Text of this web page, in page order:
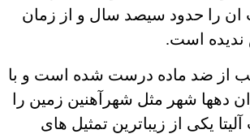
ان را حدود سیصد سال و از زمان
است.
از ضد ماده درست شده است و با
دهها شهر مثل شهرآهنین زمین را
یکی از زیباترین تمثیل های